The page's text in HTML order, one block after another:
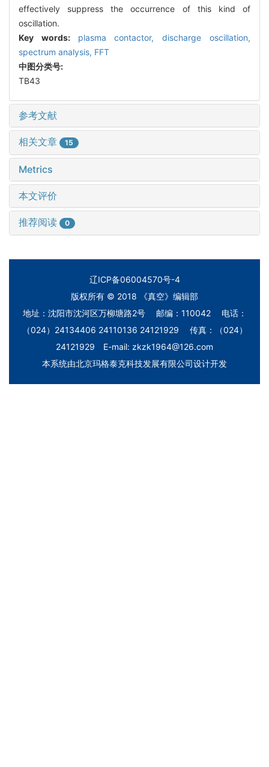
effectively suppress the occurrence of this kind of
oscillation.
Key words: plasma contactor,discharge oscillation,
spectrum analysis, FFT
中图分类号:
TB43
参考文献
相关文章 15
Metrics
本文评价
推荐阅读 0
辽ICP备06004570号-4
版权所有 © 2018 《真空》编辑部
地址：沈阳市沈河区万柳塘路2号 邮编：110042 电话：
（024）24134406 24110136 24121929 传真：（024）
24121929 E-mail: zkzk1964@126.com
本系统由北京玛格泰克科技发展有限公司设计开发